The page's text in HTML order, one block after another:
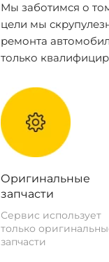
Мы заботимся о
цели мы
ремонта
только
Оригинальные
запчасти
Сервис использует
только
запчасти